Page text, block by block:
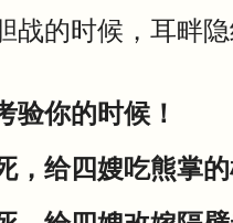
战的时候，耳畔
验你的时候！
，给四嫂吃熊掌